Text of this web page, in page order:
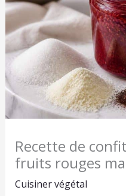
Recette de
fruits rouges
Cuisiner végétal